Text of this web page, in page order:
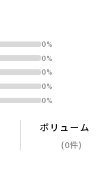
0%
0%
0%
0%
0%
ボリューム
(0件)